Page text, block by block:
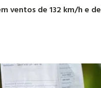
ventos de 132 km/h e